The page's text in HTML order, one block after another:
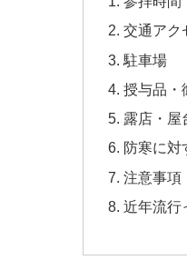
交通アク
駐車場
授与品・
露店・屋
防寒に対
注意事項
近年流行